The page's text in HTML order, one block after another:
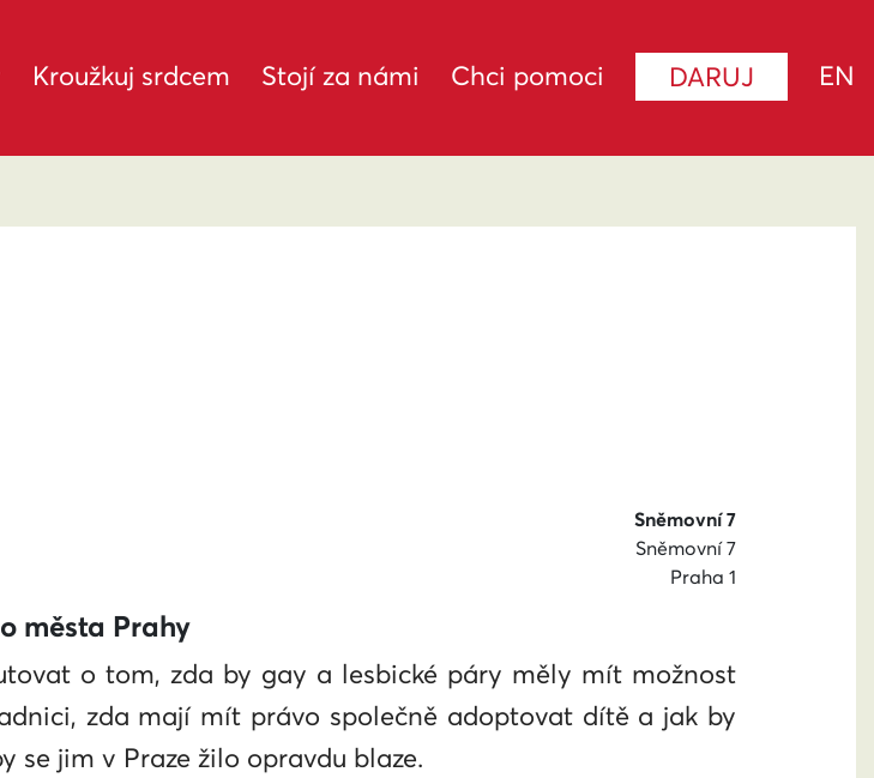
Kroužkuj srdcem Stojí za námi Chci pomoci DARUJ EN
Sněmovní 7
Sněmovní 7
Praha 1
města Prahy
o tom, zda by gay a lesbické páry měly mít možnost
zda mají mít právo společně adoptovat dítě a jak by
se jim v Praze žilo opravdu blaze.